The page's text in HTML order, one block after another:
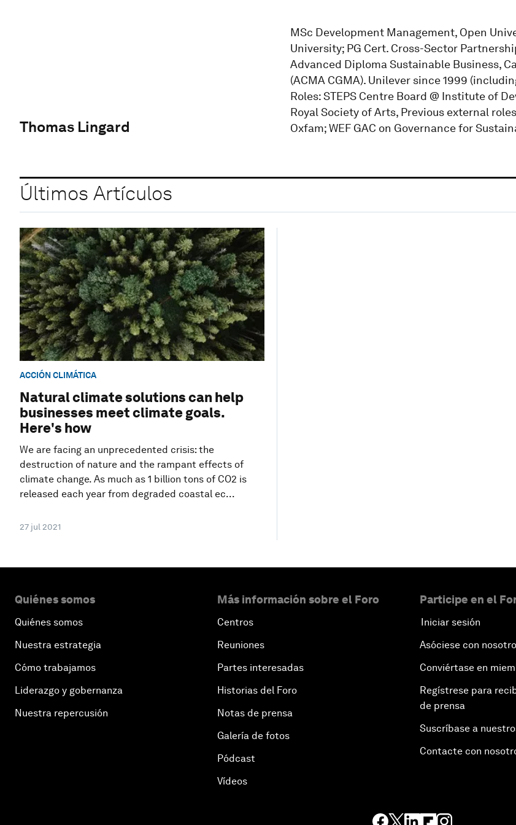
Thomas Lingard
MSc Development Management, Open
University; PG Cert. Cross-Sector
Advanced Diploma Sustainable Business,
(ACMA CGMA). Unilever since 1999
Roles: STEPS Centre Board @ Institute of
Royal Society of Arts, Previous external
Oxfam; WEF GAC on Governance for
Últimos Artículos
ACCIÓN CLIMÁTICA
Natural climate solutions can help
businesses meet climate goals.
Here's how
We are facing an unprecedented crisis: the
destruction of nature and the rampant effects of
climate change. As much as 1 billion tons of CO2 is
released each year from degraded coastal ec...
27 jul 2021
Quiénes somos
Quiénes somos
Nuestra estrategia
Cómo trabajamos
Liderazgo y gobernanza
Nuestra repercusión
Más información sobre el Foro
Centros
Reuniones
Partes interesadas
Historias del Foro
Notas de prensa
Galería de fotos
Pódcast
Vídeos
Participe en el
Iniciar sesión
Asóciese con
Conviértase en
Regístrese para
de prensa
Suscríbase a
Contacte con